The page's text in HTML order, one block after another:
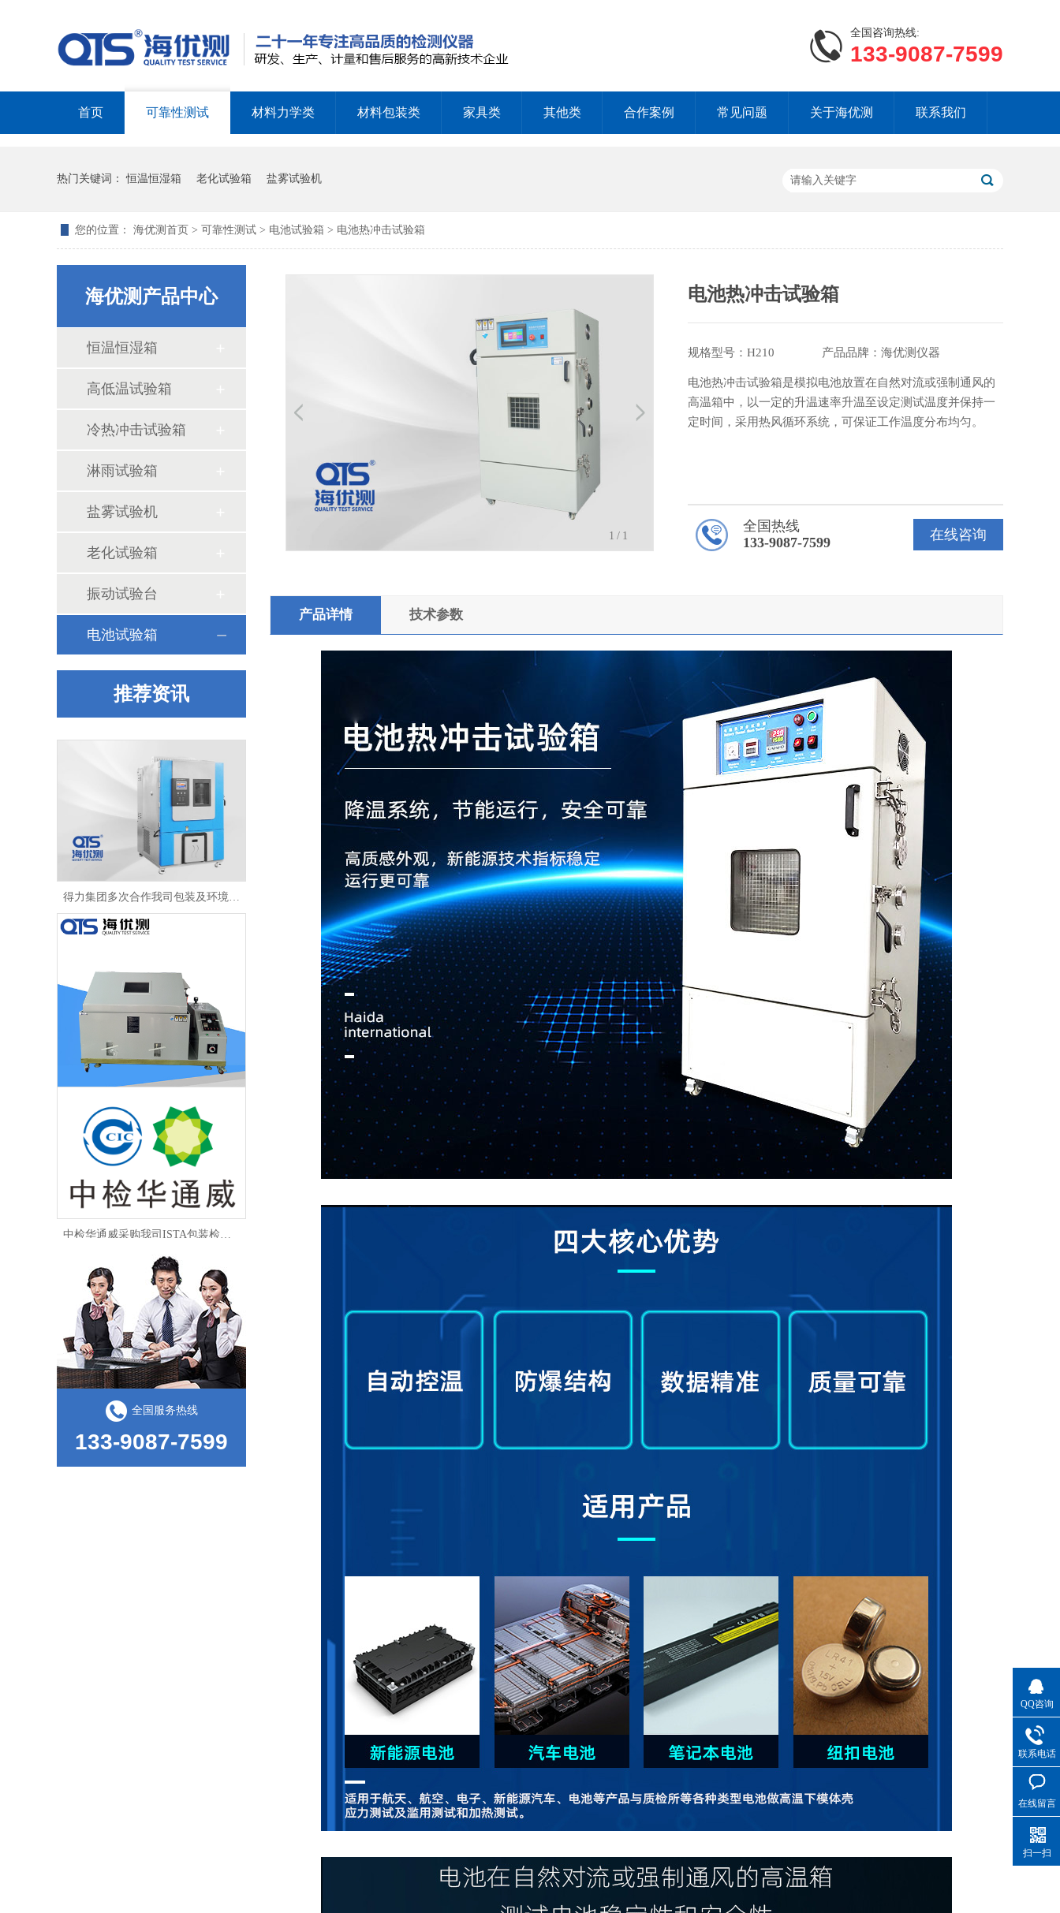
全国咨询热线:
133-9087-7599
首页 可靠性测试 材料力学类 材料包装类 家具类 其他类 合作案例 常见问题 关于海优测 联系我们
热门关键词：恒温恒湿箱 老化试验箱 盐雾试验机
您的位置： 海优测首页 > 可靠性测试 > 电池试验箱 > 电池热冲击试验箱
1 /1
电池热冲击试验箱
规格型号：H210 产品品牌：海优测仪器
电池热冲击试验箱是模拟电池放置在自然对流或强制通风的
高温箱中，以一定的升温速率升温至设定测试温度并保持一
定时间，采用热风循环系统，可保证工作温度分布均匀。
在线咨询
全国热线
133-9087-7599
产品详情 技术参数
海优测产品中心
恒温恒湿箱
高低温试验箱
冷热冲击试验箱
淋雨试验箱
盐雾试验机
老化试验箱
振动试验台
电池试验箱
推荐资讯
海优测仪器环境类试验箱成交案例
盐雾试验箱的测试标准和试验方法
盐水喷雾试验箱喷嘴堵塞和处理方式
中检华通威采购我司ISTA包装检测设备
海优测仪器环境类试验箱成交案例
全国服务热线
133-9087-7599
QQ咨询
联系电话
在线留言
扫一扫